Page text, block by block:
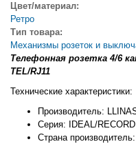
Цвет/материал:
Ретро
Тип товара:
Механизмы розеток и
Телефонная розетка 4/6
TEL/RJ11
Технические характеристики:
Производитель:
Серия: IDEAL/RECORD
Страна